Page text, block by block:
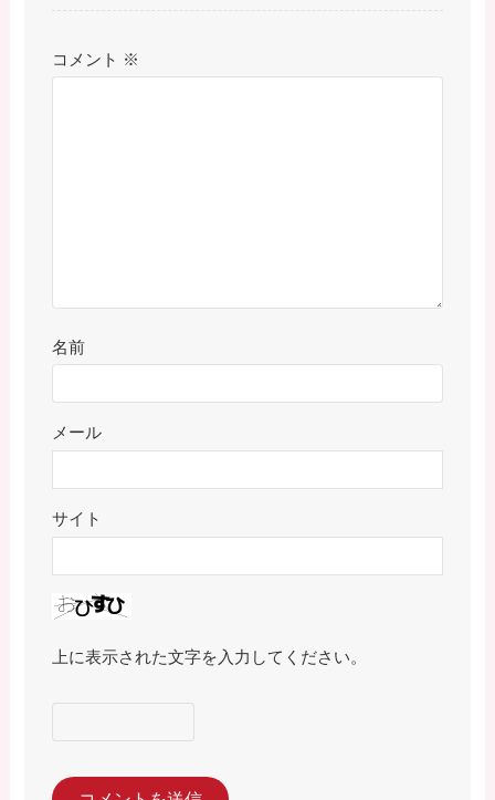
コメント ※
名前
メール
サイト
上に表示された文字を入力してください。